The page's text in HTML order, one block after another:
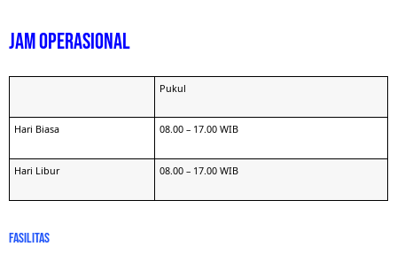
jam operasional
Pukul
Hari Biasa 08.00 – 17.00 WIB
Hari Libur 08.00 – 17.00 WIB
Fasilitas